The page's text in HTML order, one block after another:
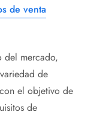
de venta
del mercado,
de
el objetivo de
de